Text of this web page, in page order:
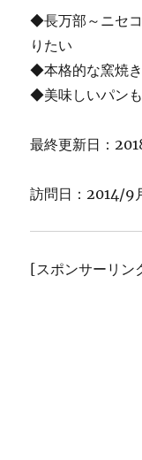
◆長万部～ニセ
りたい
◆本格的な窯焼
◆美味しいパン
最終更新日：
訪問日：2014/9
[スポンサーリン